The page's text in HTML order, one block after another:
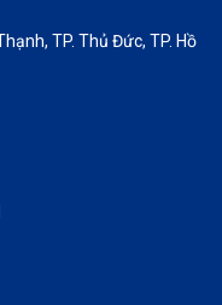
TP. Thủ Đức, TP. Hồ